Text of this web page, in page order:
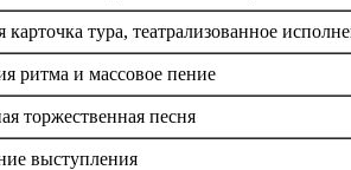
карточка тура, театрализованное
ритма и массовое пение
торжественная песня
выступления